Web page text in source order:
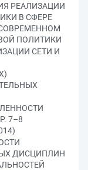
РЕАЛИЗАЦИИ
В СФЕРЕ
ПОЛИТИКИ
СЕТИ И
7–8
ДИСЦИПЛИН